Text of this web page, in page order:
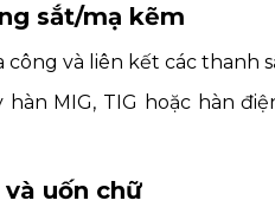
sắt/mạ kẽm
công và liên kết các
hàn MIG, TIG hoặc hàn
uốn chữ